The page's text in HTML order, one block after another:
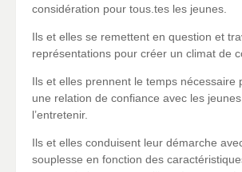
considération pour tous.tes les jeunes.
Ils et elles se remettent en question et
représentations pour créer un climat de
Ils et elles prennent le temps nécessaire
une relation de confiance avec les
l’entretenir.
Ils et elles conduisent leur démarche
souplesse en fonction des